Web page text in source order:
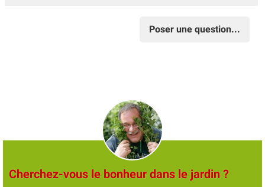
Poser une question...
Cherchez-vous le bonheur dans le jardin ?